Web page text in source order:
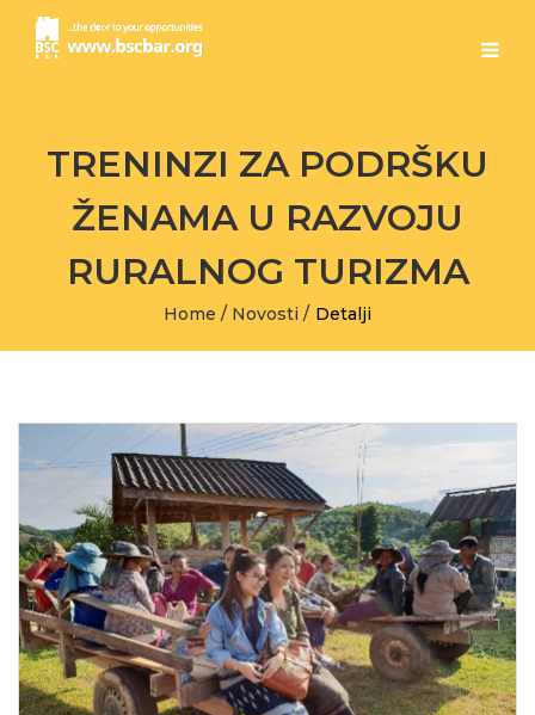
TRENINZI ZA PODRŠKU
ŽENAMA U RAZVOJU
RURALNOG TURIZMA
Home / Novosti / Detalji